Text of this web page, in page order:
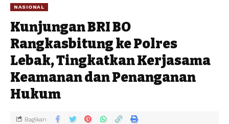
NASIONAL
Kunjungan BRI BO
Rangkasbitung ke Polres
Lebak, Tingkatkan Kerjasama
Keamanan dan Penanganan
Hukum
Bagikan